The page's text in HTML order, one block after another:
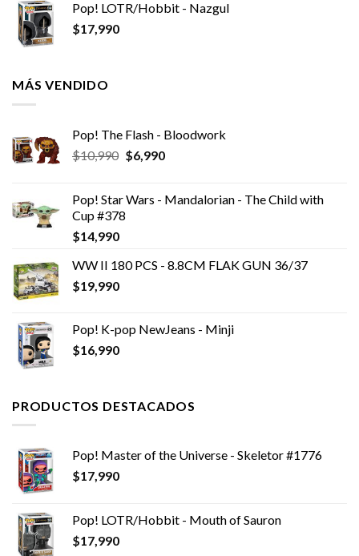
Pop! LOTR/Hobbit - Nazgul
$17,990
MÁS VENDIDO
Pop! The Flash - Bloodwork
$10,990 El
era:
$10,990.
$6,990El
es:
Pop! Star Wars - Mandalorian - The Child with
Cup #378
$14,990
WW II 180 PCS - 8.8CM FLAK GUN 36/37
$19,990
Pop! K-pop NewJeans - Minji
$16,990
PRODUCTOS DESTACADOS
Pop! Master of the Universe - Skeletor #1776
$17,990
Pop! LOTR/Hobbit - Mouth of Sauron
$17,990